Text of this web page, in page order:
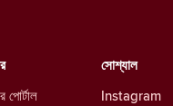
সোশ্যাল
Instagram
পোর্টাল